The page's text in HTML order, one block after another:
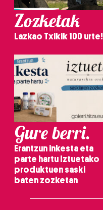
Zozketak
Lazkao Txikik 100 urte!
Gure berri.
Erantzun inkesta eta
parte hartu Iztuetako
produktuen saski
baten zozketan